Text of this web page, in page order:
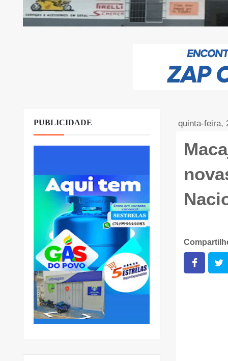
quinta-feira,
PUBLICIDADE